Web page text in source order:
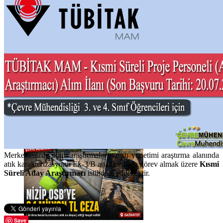
Merkezimizde iklim araştırmaları ve su yönetimi araştırma alanında
atık karakterizasyonu Ek-3/B analizlerinde görev almak üzere Kısmi
Süreli Aday Araştırmacıistihdam edilecektir.
Save